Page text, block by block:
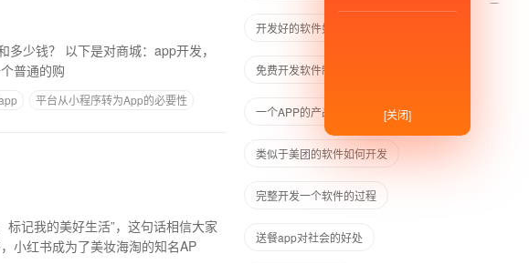
app开发，
个普通的购
平台从小程序转为App的必要性
记我的美好生活”，这句话相信大家
小红书成为了美妆海淘的知名AP
开发好的软件如何分享出去盈利
免费开发软件制作平台iapp
一个APP的产品发展周期
类似于美团的软件如何开发
完整开发一个软件的过程
送餐app对社会的好处
[关闭]